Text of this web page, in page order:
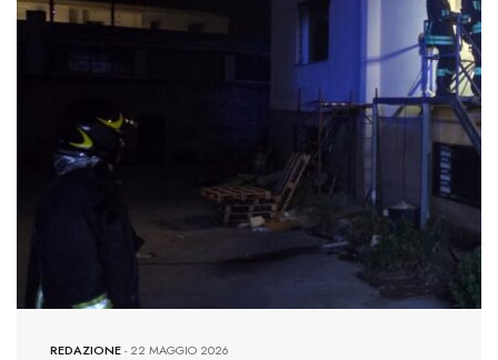
REDAZIONE-22 MAGGIO 2026